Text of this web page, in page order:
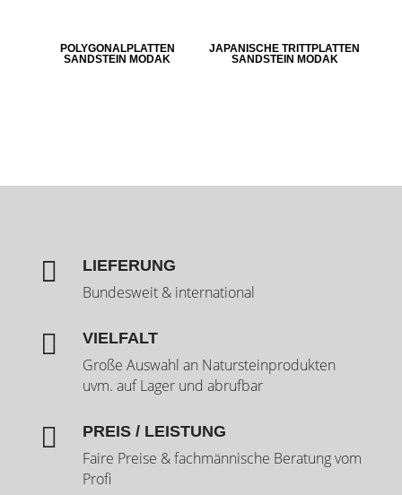
POLYGONALPLATTEN
SANDSTEIN MODAK
JAPANISCHE TRITTPLATTEN
SANDSTEIN MODAK
 LIEFERUNG
Bundesweit & international
 VIELFALT
Große Auswahl an Natursteinprodukten
uvm. auf Lager und abrufbar
 PREIS / LEISTUNG
Faire Preise & fachmännische Beratung vom
Profi